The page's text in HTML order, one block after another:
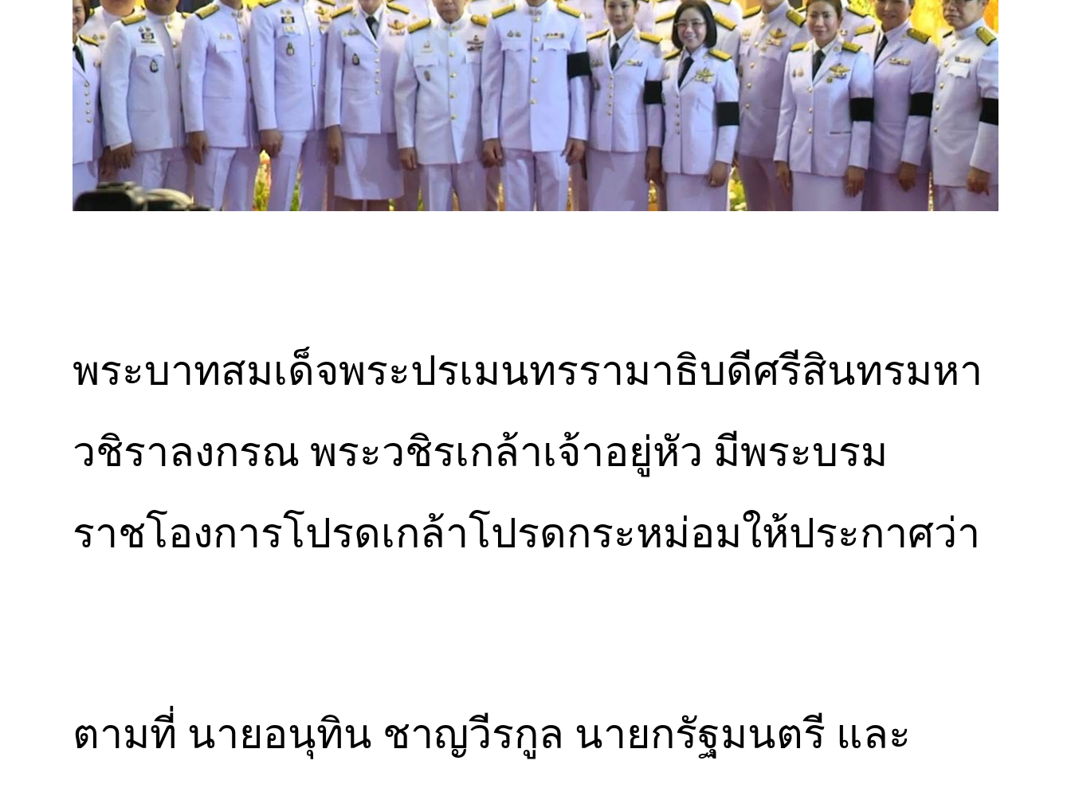
พระบาทสมเด็จพระปรเมนทรรามาธิบดีศรีสินทรมหา
วชิราลงกรณ พระวชิรเกล้าเจ้าอยู่หัว มีพระบรม
ราชโองการโปรดเกล้าโปรดกระหม่อมให้ประกาศว่า
ตามที่ นายอนุทิน ชาญวีรกูล นายกรัฐมนตรี และ